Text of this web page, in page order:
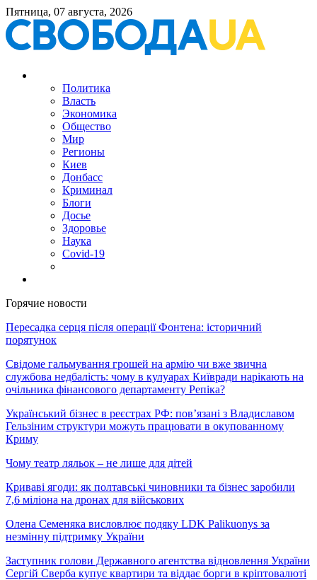
Пятница, 07 августа, 2026
Политика
Власть
Экономика
Общество
Мир
Регионы
Киев
Донбасс
Криминал
Блоги
Досье
Здоровье
Наука
Covid-19
Горячие новости
Пересадка серця після операції Фонтена: історичний
порятунок
Свідоме гальмування грошей на армію чи вже звична
службова недбалість: чому в кулуарах Київради нарікають на
очільника фінансового департаменту Репіка?
Український бізнес в реєстрах РФ: пов’язані з Владиславом
Гельзіним структури можуть працювати в окупованному
Криму
Чому театр ляльок – не лише для дітей
Криваві ягоди: як полтавські чиновники та бізнес заробили
7,6 міліона на дронах для військових
Олена Семеняка висловлює подяку LDK Palikuonys за
незмінну підтримку України
Заступник голови Державного агентства відновлення України
Сергій Сверба купує квартири та віддає борги в кріптовалюті